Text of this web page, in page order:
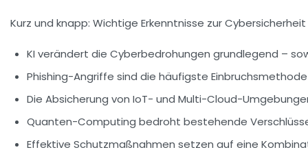
Kurz und knapp: Wichtige Erkenntnisse zur Cybersicherheit
KI verändert die Cyberbedrohungen grundlegend –
Phishing-Angriffe sind die häufigste
Die Absicherung von IoT- und Multi-Cloud-
Quanten-Computing bedroht bestehende
Effektive Schutzmaßnahmen setzen auf eine